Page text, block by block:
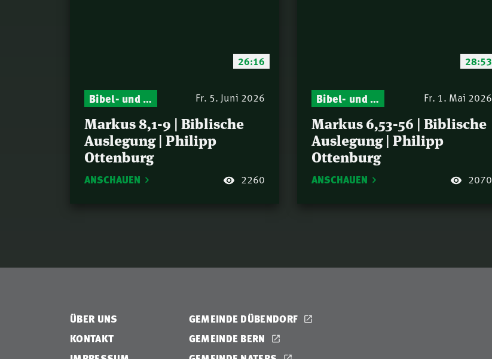
26:16
Bibel- und Gebetsstunde – Jeden Donnerstag neu: Vers-für-Vers-Auslegungen Fr. 5. Juni 2026
Markus 8,1-9 | Biblische
Auslegung | Philipp
Ottenburg
ANSCHAUEN 2260
28:53
Bibel- und Gebetsstunde – Jeden Donnerstag neu: Vers-für-Vers-Auslegungen Fr. 1. Mai 2026
Markus 6,53-56 | Biblische
Auslegung | Philipp
Ottenburg
ANSCHAUEN 2070
ÜBER UNS
KONTAKT
GEMEINDE DÜBENDORF
GEMEINDE BERN